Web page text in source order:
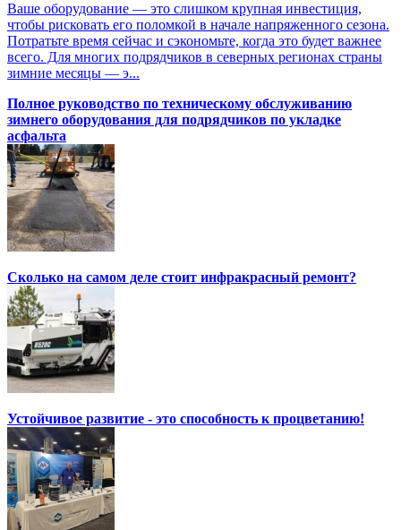
Ваше оборудование — это слишком крупная инвестиция,
чтобы рисковать его поломкой в начале напряженного сезона.
Потратьте время сейчас и сэкономьте, когда это будет важнее
всего. Для многих подрядчиков в северных регионах страны
зимние месяцы — э...
Полное руководство по техническому обслуживанию
зимнего оборудования для подрядчиков по укладке
асфальта
Сколько на самом деле стоит инфракрасный ремонт?
Устойчивое развитие - это способность к процветанию!